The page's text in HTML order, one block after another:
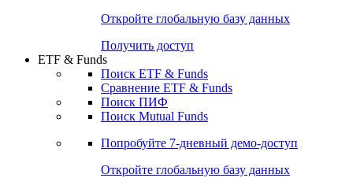
Откройте глобальную базу данных
Получить доступ
ETF & Funds
Поиск ETF & Funds
Сравнение ETF & Funds
Поиск ПИФ
Поиск Mutual Funds
Попробуйте 7-дневный демо-доступ
Откройте глобальную базу данных